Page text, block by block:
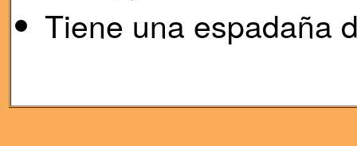
Tiene una espadaña